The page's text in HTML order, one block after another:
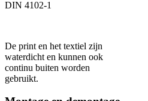
DIN 4102-1
De print en het textiel zijn
waterdicht en kunnen ook
continu buiten worden
gebruikt.